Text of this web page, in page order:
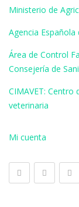
Ministerio de
Agencia
Área de Control
Consejería de
CIMAVET:
veterinaria
Mi cuenta